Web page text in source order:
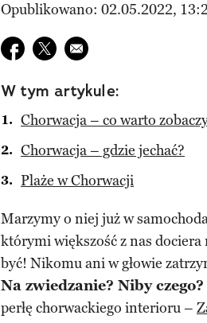
Opublikowano: 02.05.2022,
Udostępnij na facebook
Udostępnij na twitter
E-mail do przyjaciela
W tym artykule:
Chorwacja – co warto
Chorwacja – gdzie jechać?
Plaże w Chorwacji
Marzymy o niej już w
którymi większość z nas
być! Nikomu ani w głowie
Na zwiedzanie? Niby czego?
perłę chorwackiego interioru –